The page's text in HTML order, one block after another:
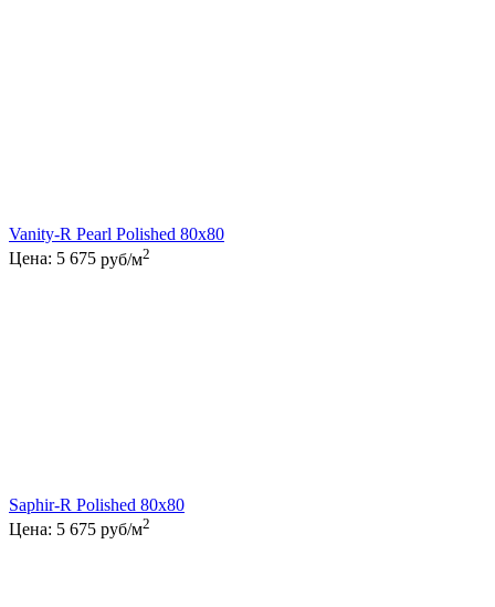
Vanity-R Pearl Polished 80x80
Цена: 5 675 руб/м2
Saphir-R Polished 80x80
Цена: 5 675 руб/м2